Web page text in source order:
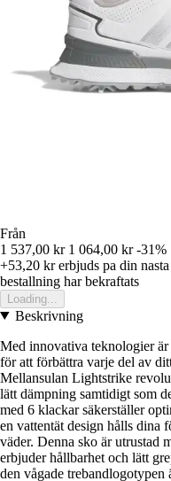
Från
1 537,00 kr 1 064,00 kr -31%
+53,20 krerbjuds pa din
bestallning har bekraftats
Loading...
Beskrivning
Med innovativa teknologier
för att förbättra varje del av
Mellansulan Lightstrike
lätt dämpning samtidigt som
med 6 klackar säkerställer
en vattentät design hålls dina
väder. Denna sko är utrustad
erbjuder hållbarhet och lätt
den vågade trebandlogotypen